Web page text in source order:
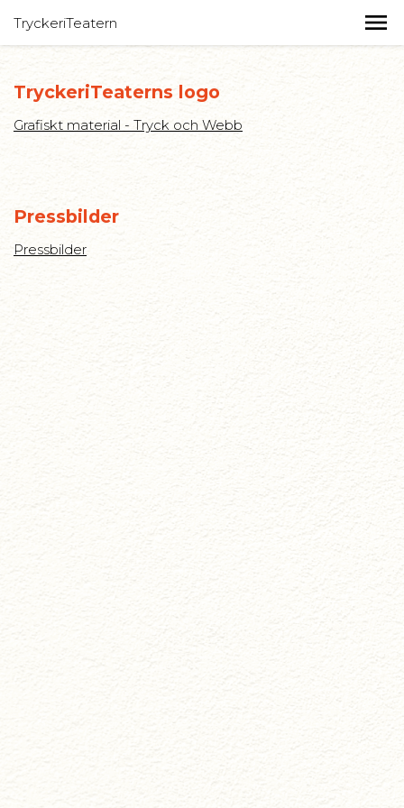
TryckeriTeatern
TryckeriTeaterns logo
Grafiskt material - Tryck och Webb
Pressbilder
Pressbilder